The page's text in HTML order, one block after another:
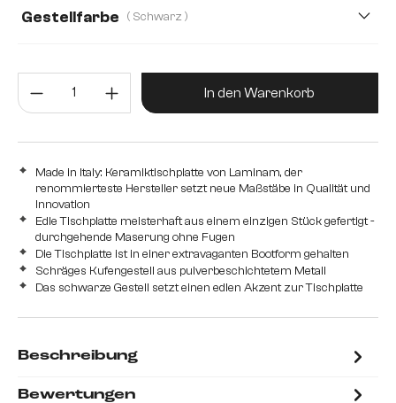
Kreuzgestell Rechteck Metall Spider Flach
Gestellfarbe ( Schwarz )
Produkt Anzahl: Gib den
In den Warenkorb
Made in Italy: Keramiktischplatte von Laminam, der
renommierteste Hersteller setzt neue Maßstäbe in Qualität und
Innovation
Edle Tischplatte meisterhaft aus einem einzigen Stück gefertigt -
durchgehende Maserung ohne Fugen
Die Tischplatte ist in einer extravaganten Bootform gehalten
Schräges Kufengestell aus pulverbeschichtetem Metall
Das schwarze Gestell setzt einen edlen Akzent zur Tischplatte
Beschreibung
Bewertungen